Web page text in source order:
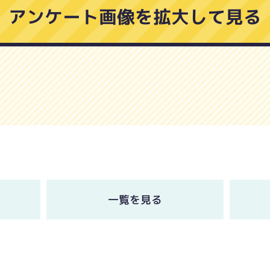
アンケート画像を拡大して見る
一覧を見る